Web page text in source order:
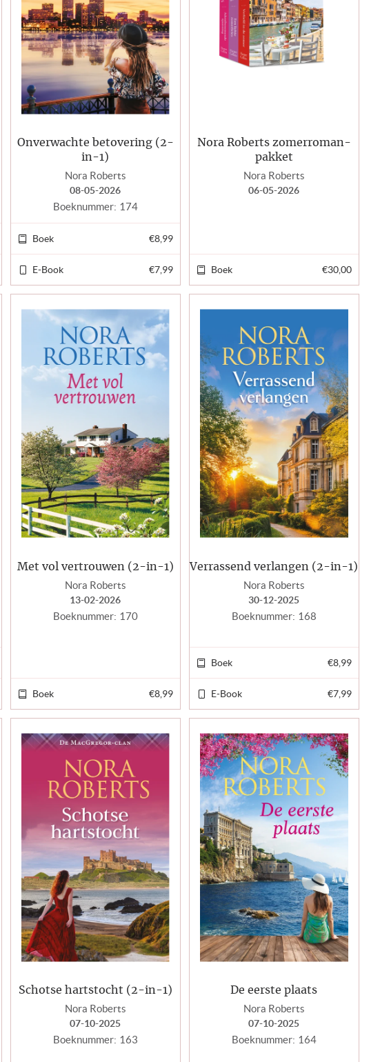
Onverwachte betovering (2-
in-1)
Nora Roberts
08-05-2026
Boeknummer: 174
Boek €8,99
E-Book €7,99
Nora Roberts zomerroman-
pakket
Nora Roberts
06-05-2026
Boek €30,00
Met vol vertrouwen (2-in-1)
Nora Roberts
13-02-2026
Boeknummer: 170
Boek €8,99
Verrassend verlangen (2-in-1)
Nora Roberts
30-12-2025
Boeknummer: 168
Boek €8,99
E-Book €7,99
Schotse hartstocht (2-in-1)
Nora Roberts
07-10-2025
Boeknummer: 163
De eerste plaats
Nora Roberts
07-10-2025
Boeknummer: 164